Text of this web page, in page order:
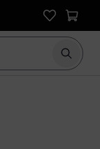
ale clienților